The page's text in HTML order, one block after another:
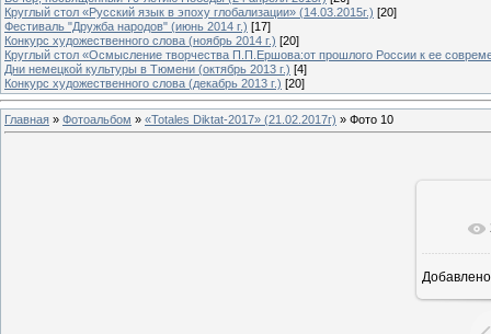
Круглый стол «Русский язык в эпоху глобализации» (14.03.2015г.) [20]
Фестиваль "Дружба народов" (июнь 2014 г.) [17]
Конкурс художественного слова (ноябрь 2014 г.) [20]
Круглый стол «Осмысление творчества П.П.Ершова:от прошлого России к ее
Дни немецкой культуры в Тюмени (октябрь 2013 г.) [4]
Конкурс художественного слова (декабрь 2013 г.) [20]
Главная » Фотоальбом » «Totales Diktat-2017» (21.02.2017г) » Фото 10
Добавлено